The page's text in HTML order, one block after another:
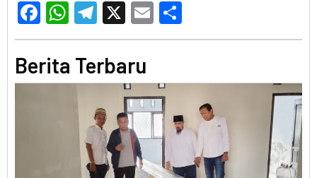
Facebook
WhatsApp
Telegram
X Email
Berita Terbaru